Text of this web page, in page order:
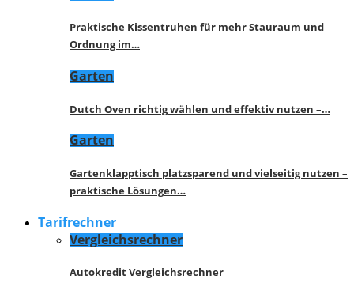
Praktische Kissentruhen für mehr Stauraum und
Ordnung im…
Garten
Dutch Oven richtig wählen und effektiv nutzen –…
Garten
Gartenklapptisch platzsparend und vielseitig nutzen –
praktische Lösungen…
Tarifrechner
Vergleichsrechner
Autokredit Vergleichsrechner